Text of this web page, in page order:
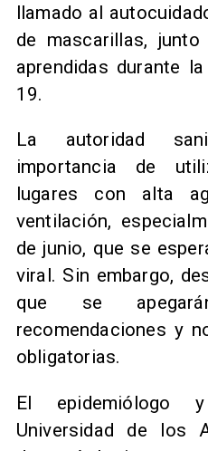
llamado al
de mascarillas,
aprendidas durante
19.
La autoridad
importancia de
lugares con alta
ventilación,
de junio, que se
viral. Sin embargo,
que se
recomendaciones y
obligatorias.
El
Universidad de los